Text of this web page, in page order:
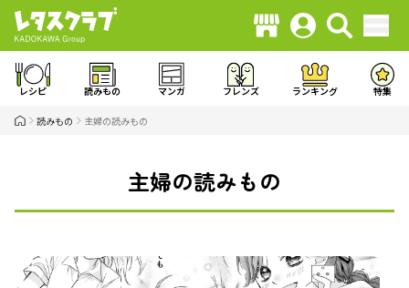
レシピ 読みもの マンガ フレンズ ランキング 特集
読みもの 主婦の読みもの
主婦の読みもの